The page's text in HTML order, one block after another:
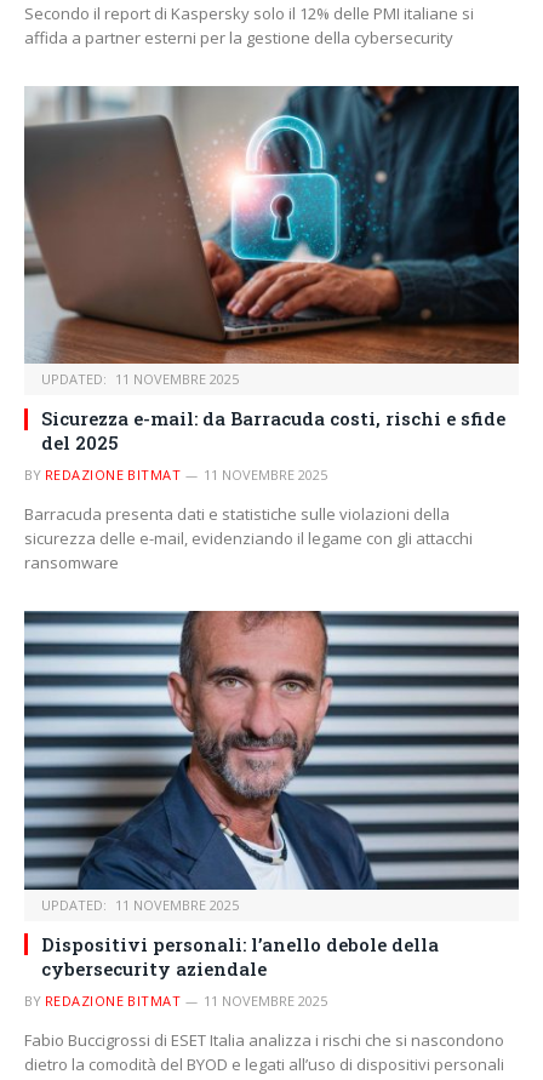
Secondo il report di Kaspersky solo il 12% delle PMI italiane si
affida a partner esterni per la gestione della cybersecurity
UPDATED: 11 NOVEMBRE 2025
Sicurezza e-mail: da Barracuda costi, rischi e sfide
del 2025
BY REDAZIONE BITMAT 11 NOVEMBRE 2025
Barracuda presenta dati e statistiche sulle violazioni della
sicurezza delle e-mail, evidenziando il legame con gli attacchi
ransomware
UPDATED: 11 NOVEMBRE 2025
Dispositivi personali: l’anello debole della
cybersecurity aziendale
BY REDAZIONE BITMAT 11 NOVEMBRE 2025
Fabio Buccigrossi di ESET Italia analizza i rischi che si nascondono
dietro la comodità del BYOD e legati all’uso di dispositivi personali